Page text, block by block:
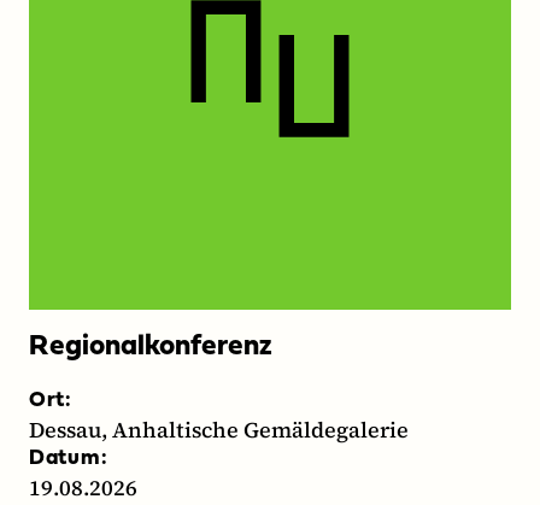
Regionalkonferenz
Ort:
Dessau, Anhaltische Gemäldegalerie
Datum:
19.08.2026